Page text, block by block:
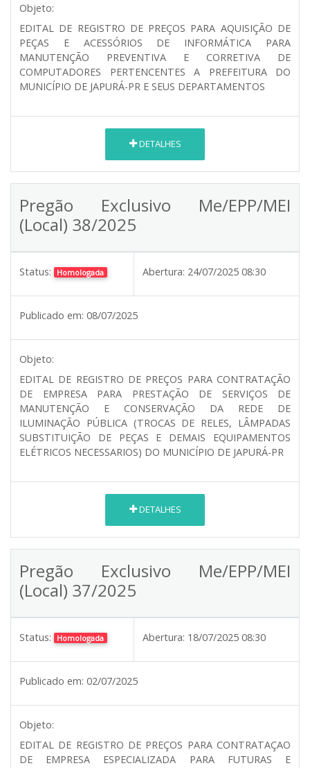
Objeto:
EDITAL DE REGISTRO DE PREÇOS PARA AQUISIÇÃO DE
PEÇAS E ACESSÓRIOS DE INFORMÁTICA PARA
MANUTENÇÃO PREVENTIVA E CORRETIVA DE
COMPUTADORES PERTENCENTES A PREFEITURA DO
MUNICÍPIO DE JAPURÁ-PR E SEUS DEPARTAMENTOS
DETALHES
Pregão Exclusivo Me/EPP/MEI
(Local) 38/2025
Status: Homologada Abertura: 24/07/2025 08:30
Publicado em: 08/07/2025
Objeto:
EDITAL DE REGISTRO DE PREÇOS PARA CONTRATAÇÃO
DE EMPRESA PARA PRESTAÇÃO DE SERVIÇOS DE
MANUTENÇÃO E CONSERVAÇÃO DA REDE DE
ILUMINAÇÃO PÚBLICA (TROCAS DE RELES, LÂMPADAS
SUBSTITUIÇÃO DE PEÇAS E DEMAIS EQUIPAMENTOS
ELÉTRICOS NECESSARIOS) DO MUNICÍPIO DE JAPURÁ-PR
DETALHES
Pregão Exclusivo Me/EPP/MEI
(Local) 37/2025
Status: Homologada Abertura: 18/07/2025 08:30
Publicado em: 02/07/2025
Objeto:
EDITAL DE REGISTRO DE PREÇOS PARA CONTRATAÇAO
DE EMPRESA ESPECIALIZADA PARA FUTURAS E